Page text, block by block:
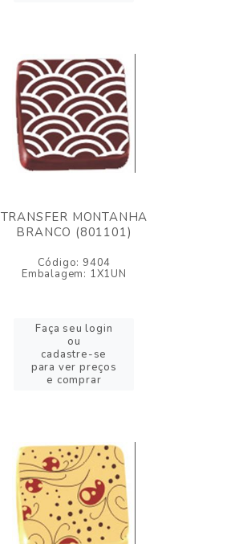
TRANSFER MONTANHA
BRANCO (801101)
Código: 9404
Embalagem: 1X1UN
Faça seu login
ou
cadastre-se
para ver preços
e comprar